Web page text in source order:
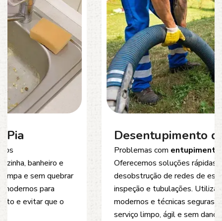
Desentupimento de Esgoto
entupimento de esgoto ?
Oferecemos soluções rápidas e eficientes para
desobstrução de redes de esgoto, caixas de
inspeção e tubulações. Utilizamos equipamentos
modernos e técnicas seguras que garantem um
serviço limpo, ágil e sem danos à estrutura.